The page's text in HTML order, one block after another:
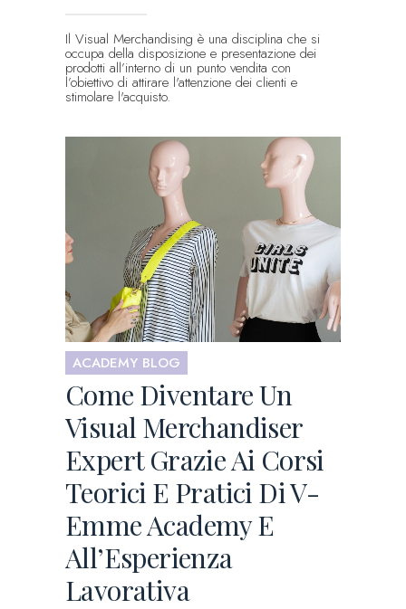
Il Visual Merchandising è una disciplina che si
occupa della disposizione e presentazione dei
prodotti all’interno di un punto vendita con
l’obiettivo di attirare l'attenzione dei clienti e
stimolare l'acquisto.
ACADEMY BLOG
Come Diventare Un
Visual Merchandiser
Expert Grazie Ai Corsi
Teorici E Pratici Di V-
Emme Academy E
All’Esperienza
Lavorativa